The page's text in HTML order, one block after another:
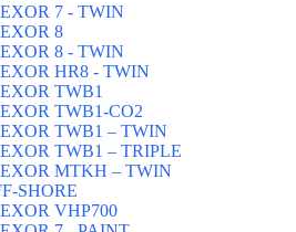
7 - TWIN
8
8 - TWIN
HR8 - TWIN
TWB1
TWB1-CO2
TWB1 – TWIN
TWB1 – TRIPLE
MTKH – TWIN
SHORE
VHP700